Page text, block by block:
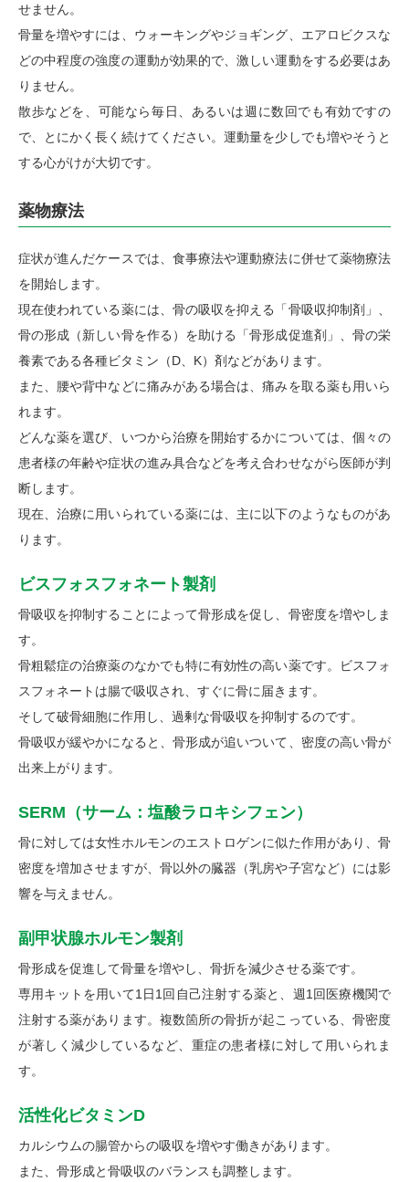
せません。
骨量を増やすには、ウォーキングやジョギング、エアロビクスな
どの中程度の強度の運動が効果的で、激しい運動をする必要はあ
りません。
散歩などを、可能なら毎日、あるいは週に数回でも有効ですの
で、とにかく長く続けてください。運動量を少しでも増やそうと
する心がけが大切です。
薬物療法
症状が進んだケースでは、食事療法や運動療法に併せて薬物療法
を開始します。
現在使われている薬には、骨の吸収を抑える「骨吸収抑制剤」、
骨の形成（新しい骨を作る）を助ける「骨形成促進剤」、骨の栄
養素である各種ビタミン（D、K）剤などがあります。
また、腰や背中などに痛みがある場合は、痛みを取る薬も用いら
れます。
どんな薬を選び、いつから治療を開始するかについては、個々の
患者様の年齢や症状の進み具合などを考え合わせながら医師が判
断します。
現在、治療に用いられている薬には、主に以下のようなものがあ
ります。
ビスフォスフォネート製剤
骨吸収を抑制することによって骨形成を促し、骨密度を増やしま
す。
骨粗鬆症の治療薬のなかでも特に有効性の高い薬です。ビスフォ
スフォネートは腸で吸収され、すぐに骨に届きます。
そして破骨細胞に作用し、過剰な骨吸収を抑制するのです。
骨吸収が緩やかになると、骨形成が追いついて、密度の高い骨が
出来上がります。
SERM（サーム：塩酸ラロキシフェン）
骨に対しては女性ホルモンのエストロゲンに似た作用があり、骨
密度を増加させますが、骨以外の臓器（乳房や子宮など）には影
響を与えません。
副甲状腺ホルモン製剤
骨形成を促進して骨量を増やし、骨折を減少させる薬です。
専用キットを用いて1日1回自己注射する薬と、週1回医療機関で
注射する薬があります。複数箇所の骨折が起こっている、骨密度
が著しく減少しているなど、重症の患者様に対して用いられま
す。
活性化ビタミンD
カルシウムの腸管からの吸収を増やす働きがあります。
また、骨形成と骨吸収のバランスも調整します。